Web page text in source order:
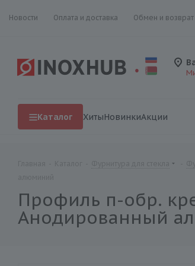
Новости Оплата и доставка Обмен и возврат
Каталог ХитыНовинкиАкции
Профиль п-обр.
Анодированный